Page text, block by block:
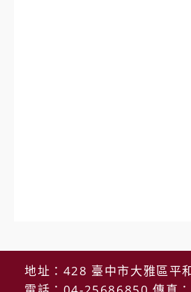
地址：428 臺中市大雅區平